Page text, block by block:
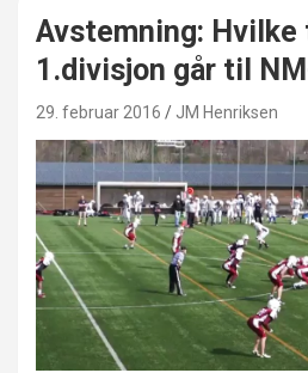
Avstemning: Hvilke
1.divisjon går til
29. februar 2016 JM Henriksen